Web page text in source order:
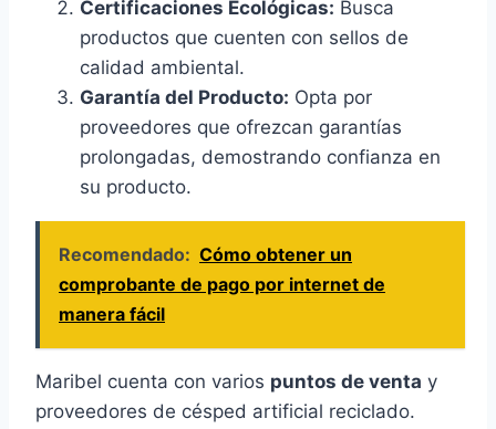
Certificaciones Ecológicas: Busca
productos que cuenten con sellos de
calidad ambiental.
Garantía del Producto: Opta por
proveedores que ofrezcan garantías
prolongadas, demostrando confianza en
su producto.
Recomendado: Cómo obtener un
comprobante de pago por internet de
manera fácil
Maribel cuenta con varios puntos de venta y
proveedores de césped artificial reciclado.